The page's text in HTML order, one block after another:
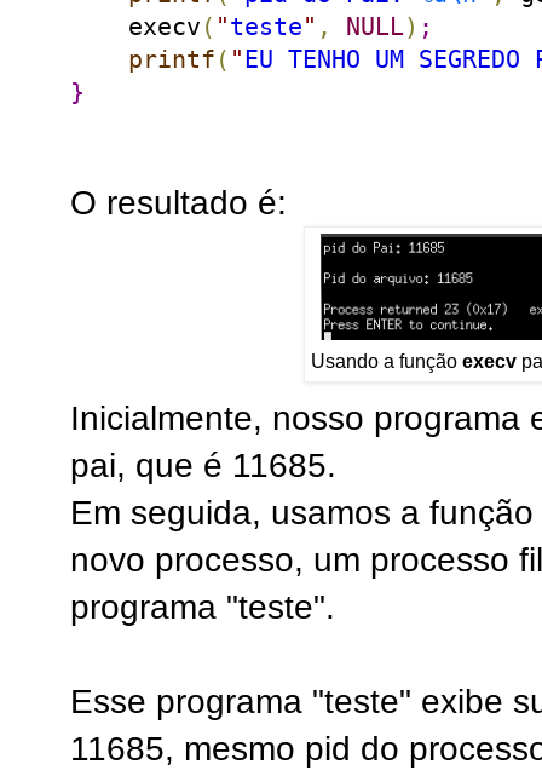
    execv
( "teste" , NULL) ;
printf ( " EU TENHO UM SEGREDO
}
O resultado é:
Usando a função execv
Inicialmente, nosso programa
pai, que é 11685.
Em seguida, usamos a função
novo processo, um processo
programa "teste".
Esse programa "teste" exibe
11685, mesmo pid do